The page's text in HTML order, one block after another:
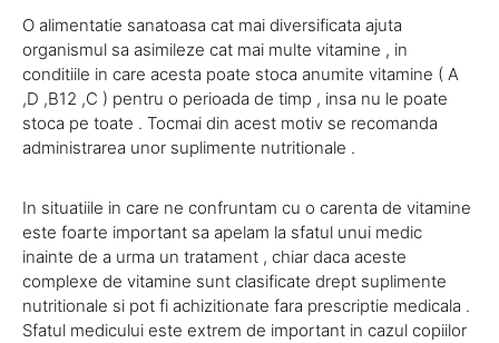
O alimentatie sanatoasa cat mai diversificata ajuta
organismul sa asimileze cat mai multe vitamine , in
conditiile in care acesta poate stoca anumite vitamine ( A
,D ,B12 ,C ) pentru o perioada de timp , insa nu le poate
stoca pe toate . Tocmai din acest motiv se recomanda
administrarea unor suplimente nutritionale .
In situatiile in care ne confruntam cu o carenta de vitamine
este foarte important sa apelam la sfatul unui medic
inainte de a urma un tratament , chiar daca aceste
complexe de vitamine sunt clasificate drept suplimente
nutritionale si pot fi achizitionate fara prescriptie medicala .
Sfatul medicului este extrem de important in cazul copiilor